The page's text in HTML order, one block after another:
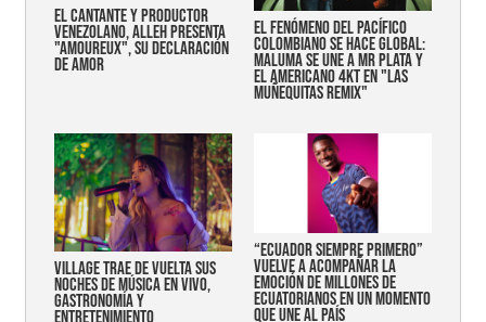
EL CANTANTE Y PRODUCTOR
VENEZOLANO, ALLEH PRESENTA
"AMOUREUX", SU DECLARACIÓN
DE AMOR
EL FENÓMENO DEL PACÍFICO
COLOMBIANO SE HACE GLOBAL:
MALUMA SE UNE A MR PLATA Y
EL AMERICANO 4KT EN "LAS
MUÑEQUITAS REMIX"
Village trae de vuelta sus
noches de música en vivo,
gastronomía y
“Ecuador siempre primero”
vuelve a acompañar la
emoción de millones de
ecuatorianos en un momento
que une al país